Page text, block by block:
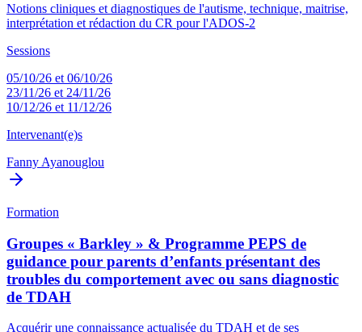
Notions cliniques et diagnostiques de l'autisme, technique, maitrise,
interprétation et rédaction du CR pour l'ADOS-2
Sessions
05/10/26 et 06/10/26
23/11/26 et 24/11/26
10/12/26 et 11/12/26
Intervenant(e)s
Fanny Ayanouglou
Formation
Groupes « Barkley » & Programme PEPS de
guidance pour parents d’enfants présentant des
troubles du comportement avec ou sans diagnostic
de TDAH
Acquérir une connaissance actualisée du TDAH et de ses